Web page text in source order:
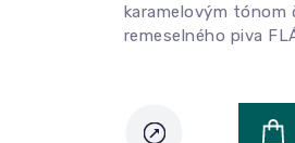
karamelovým tónom
remeselného piva